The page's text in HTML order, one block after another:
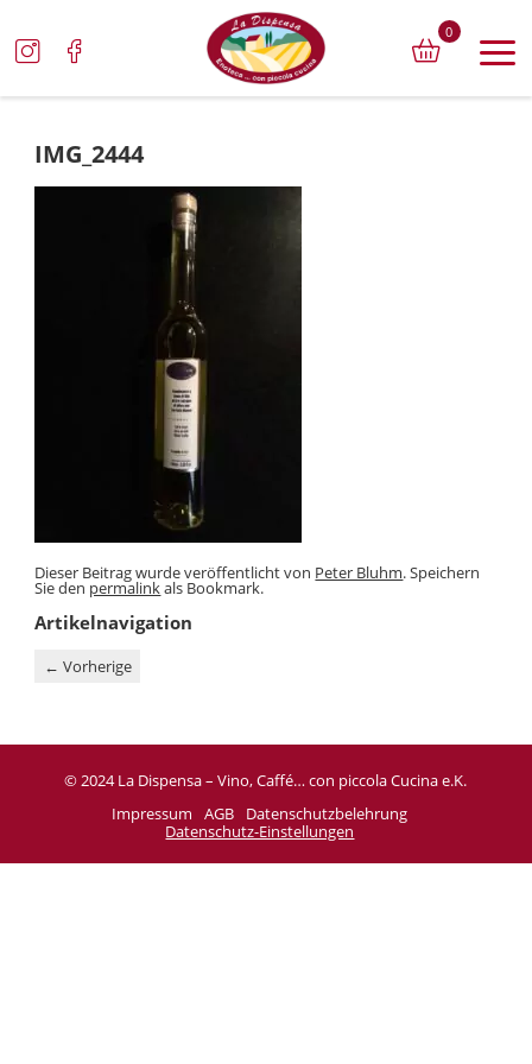
0
IMG_2444
Dieser Beitrag wurde veröffentlicht von Peter Bluhm. Speichern
Sie den permalinkals Bookmark.
Artikelnavigation
← Vorherige
© 2024 La Dispensa – Vino, Caffé… con piccola Cucina e.K.
Impressum
AGB
Datenschutzbelehrung
Datenschutz-Einstellungen